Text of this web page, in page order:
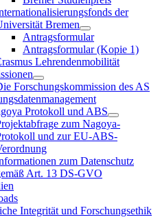
der
Bremen
Antragsformular
Antragsformular (Kopie 1)
Lehrendenmobilität
Forschungskommission des AS
Protokoll und ABS
zum Nagoya-
und zur EU-ABS-
zum Datenschutz
Art. 13 DS-GVO
Integrität und Forschungsethik